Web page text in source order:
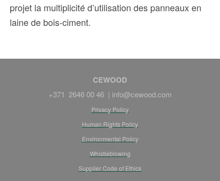
projet la multiplicité d’utilisation des panneaux en
laine de bois-ciment.
CEWOOD
+371 2646 00 46 | info@cewood.com
Privacy Policy
Human Rights Policy
Environmental Policy
Whistleblowing
Supplier Code of Ethics